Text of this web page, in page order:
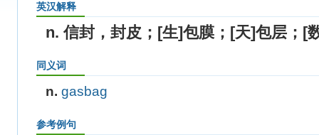
英汉解释
n. 信封，封皮；[生]包膜；[天]包层；[
同义词
n. gasbag
参考例句